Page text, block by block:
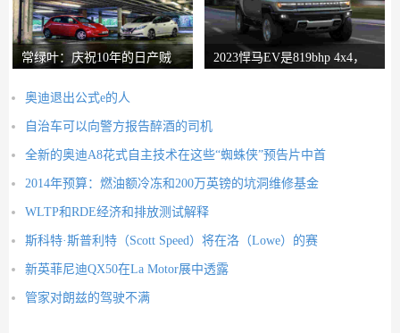
常绿叶：庆祝10年的日产贼
2023悍马EV是819bhp 4x4，
奥迪退出公式e的人
自治车可以向警方报告醉酒的司机
全新的奥迪A8花式自主技术在这些“蜘蛛侠”预告片中首
2014年预算：燃油额冷冻和200万英镑的坑洞维修基金
WLTP和RDE经济和排放测试解释
斯科特·斯普利特（Scott Speed）将在洛（Lowe）的赛
新英菲尼迪QX50在La Motor展中透露
管家对朗兹的驾驶不满